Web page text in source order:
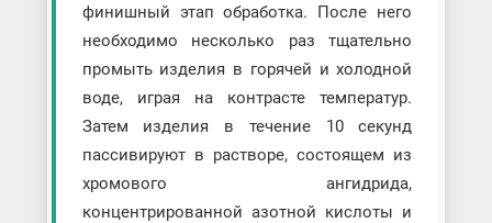
финишный этап обработка. После него
необходимо несколько раз тщательно
промыть изделия в горячей и холодной
воде, играя на контрасте температур.
Затем изделия в течение 10 секунд
пассивируют в растворе, состоящем из
хромового ангидрида,
концентрированной азотной кислоты и